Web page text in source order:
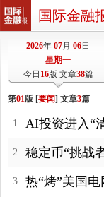
国际金融
2026年 07月 06日
星期一
今日 16版 文章38篇
第01版 [要闻] 文章3篇
1 AI投资进入“
2 稳定币“挑战
3 热“烤”美国电